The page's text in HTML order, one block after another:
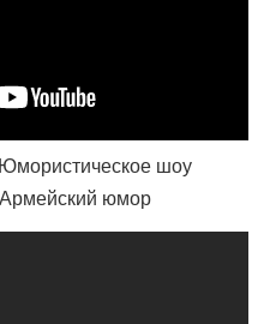
шоу
юмор